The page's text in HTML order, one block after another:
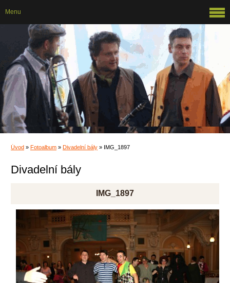
Úvod » Fotoalbum » Divadelní bály » IMG_1897
Divadelní bály
IMG_1897
Menu